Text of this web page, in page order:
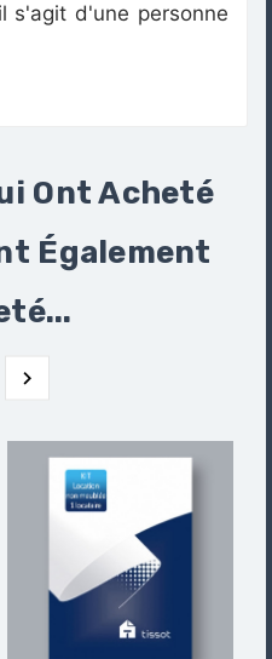
d'une personne
Ont Acheté
Également
